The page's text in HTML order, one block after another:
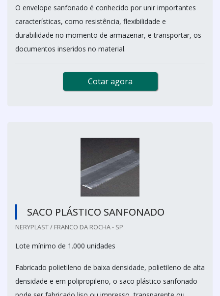
O envelope sanfonado é conhecido por unir importantes
características, como resistência, flexibilidade e
durabilidade no momento de armazenar, e transportar, os
documentos inseridos no material.
Cotar agora
SACO PLÁSTICO SANFONADO
NERYPLAST / FRANCO DA ROCHA - SP
Lote mínimo de 1.000 unidades
Fabricado polietileno de baixa densidade, polietileno de alta
densidade e em polipropileno, o saco plástico sanfonado